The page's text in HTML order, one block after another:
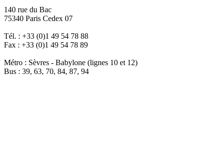
140 rue du Bac
75340 Paris Cedex 07
Tél. : +33 (0)1 49 54 78 88
Fax : +33 (0)1 49 54 78 89
Métro : Sèvres - Babylone (lignes 10 et 12)
Bus : 39, 63, 70, 84, 87, 94